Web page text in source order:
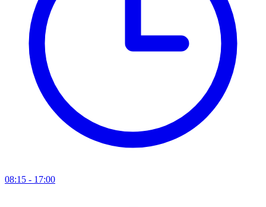
08:15 - 17:00